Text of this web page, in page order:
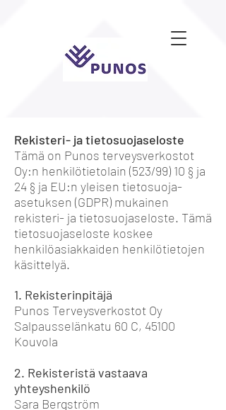
Rekisteri- ja tietosuojaseloste
Tämä on Punos terveysverkostot
Oy:n henkilötietolain (523/99) 10 § ja
24 § ja EU:n yleisen tietosuoja-
asetuksen (GDPR) mukainen
rekisteri- ja tietosuojaseloste. Tämä
tietosuojaseloste koskee
henkilöasiakkaiden henkilötietojen
käsittelyä.
1. Rekisterinpitäjä
Punos Terveysverkostot Oy
Salpausselänkatu 60 C, 45100
Kouvola
2. Rekisteristä vastaava
yhteyshenkilö
Sara Bergström